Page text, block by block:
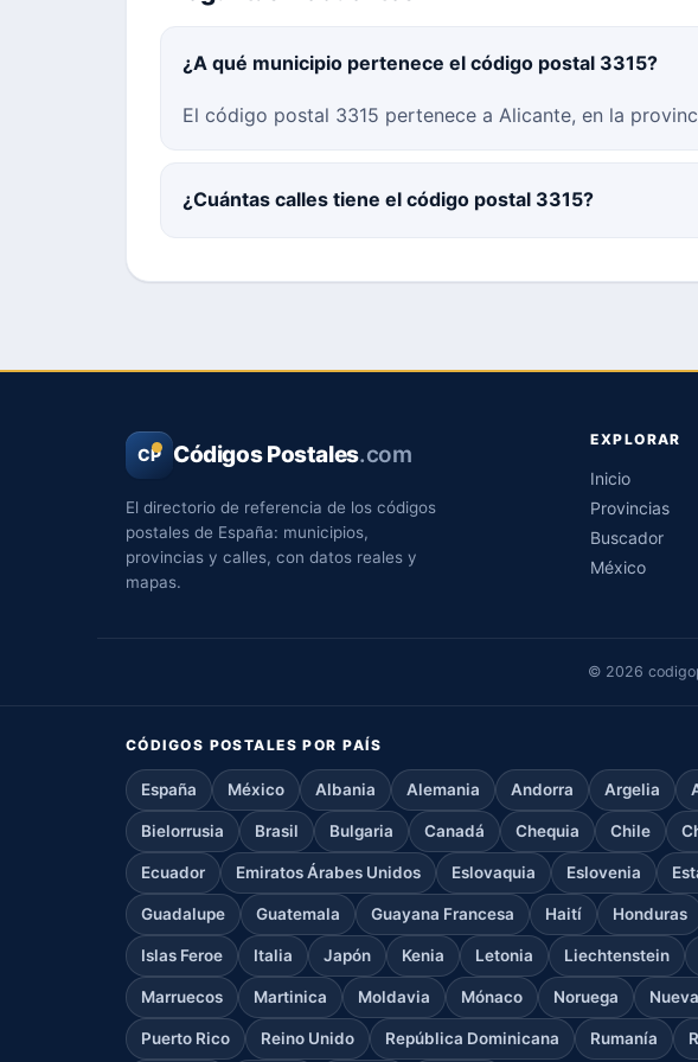
¿A qué municipio pertenece el código postal 3315?
El código postal 3315 pertenece a Alicante, en la
¿Cuántas calles tiene el código postal 3315?
CP Códigos Postales.com
El directorio de referencia de los códigos
postales de España: municipios,
provincias y calles, con datos reales y
mapas.
EXPLORAR
Inicio
Provincias
Buscador
México
© 2026
CÓDIGOS POSTALES POR PAÍS
España México Albania Alemania Andorra Argelia
Bielorrusia Brasil Bulgaria Canadá Chequia Chile
Ecuador Emiratos Árabes Unidos Eslovaquia Eslovenia
Guadalupe Guatemala Guayana Francesa Haití Honduras
Islas Feroe Italia Japón Kenia Letonia Liechtenstein
Marruecos Martinica Moldavia Mónaco Noruega
Puerto Rico Reino Unido República Dominicana Rumanía